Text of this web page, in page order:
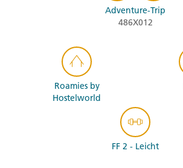
Adventure-Trip
486X012
Roamies by
Hostelworld
FF 2 - Leicht